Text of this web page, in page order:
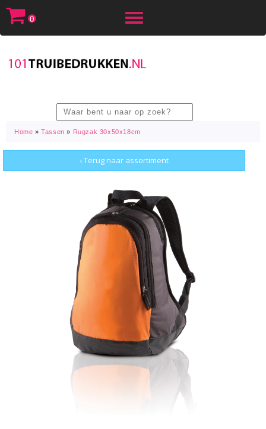
Toggle
0
Home »Tassen » Rugzak 30x50x18cm
‹ Terug naar assortiment